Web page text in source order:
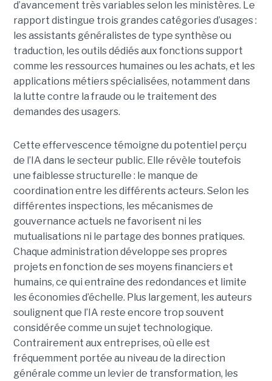
d’avancement très variables selon les ministères. Le
rapport distingue trois grandes catégories d’usages :
les assistants généralistes de type synthèse ou
traduction, les outils dédiés aux fonctions support
comme les ressources humaines ou les achats, et les
applications métiers spécialisées, notamment dans
la lutte contre la fraude ou le traitement des
demandes des usagers.
Cette effervescence témoigne du potentiel perçu
de l’IA dans le secteur public. Elle révèle toutefois
une faiblesse structurelle : le manque de
coordination entre les différents acteurs. Selon les
différentes inspections, les mécanismes de
gouvernance actuels ne favorisent ni les
mutualisations ni le partage des bonnes pratiques.
Chaque administration développe ses propres
projets en fonction de ses moyens financiers et
humains, ce qui entraîne des redondances et limite
les économies d’échelle. Plus largement, les auteurs
soulignent que l’IA reste encore trop souvent
considérée comme un sujet technologique.
Contrairement aux entreprises, où elle est
fréquemment portée au niveau de la direction
générale comme un levier de transformation, les